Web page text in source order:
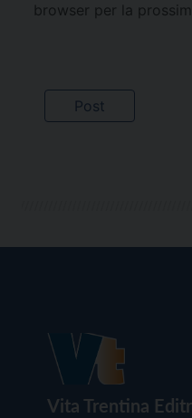
browser per la
Vita Trentina